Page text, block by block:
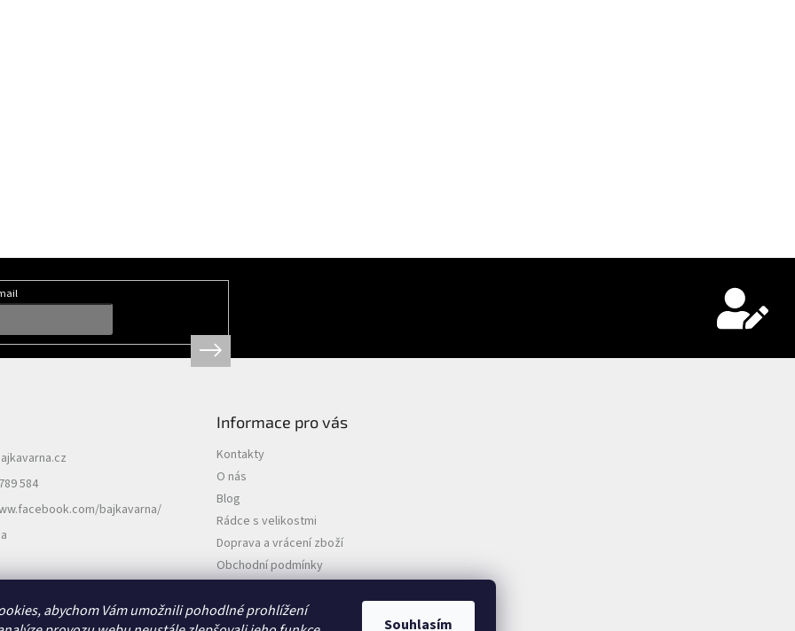
abychom Vám umožnili pohodlné prohlížení
Souhlasím
584
bajkavarna/
Informace pro vás
Kontakty
O nás
Blog
Rádce s velikostmi
Doprava a vrácení zboží
Obchodní podmínky